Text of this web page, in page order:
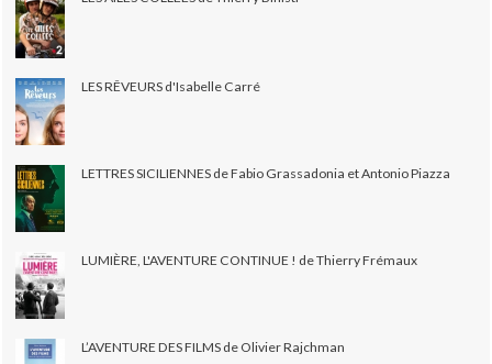
LES RÊVEURS d'Isabelle Carré
LETTRES SICILIENNES de Fabio Grassadonia et Antonio Piazza
LUMIÈRE, L'AVENTURE CONTINUE ! de Thierry Frémaux
L’AVENTURE DES FILMS de Olivier Rajchman